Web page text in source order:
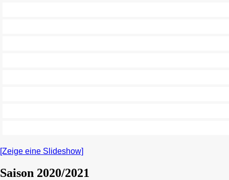
[Zeige eine Slideshow]
Saison 2020/2021